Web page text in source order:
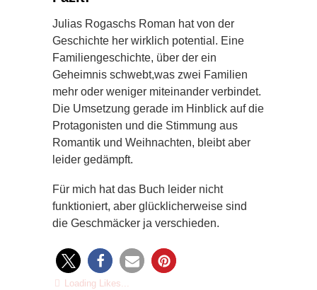
Julias Rogaschs Roman hat von der
Geschichte her wirklich potential. Eine
Familiengeschichte, über der ein
Geheimnis schwebt,was zwei Familien
mehr oder weniger miteinander verbindet.
Die Umsetzung gerade im Hinblick auf die
Protagonisten und die Stimmung aus
Romantik und Weihnachten, bleibt aber
leider gedämpft.
Für mich hat das Buch leider nicht
funktioniert, aber glücklicherweise sind
die Geschmäcker ja verschieden.
Loading Likes...